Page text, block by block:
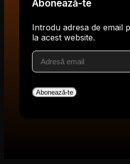
Abonează-te
Introdu adresa de email
la acest website.
Adresă
email
Abonează-te